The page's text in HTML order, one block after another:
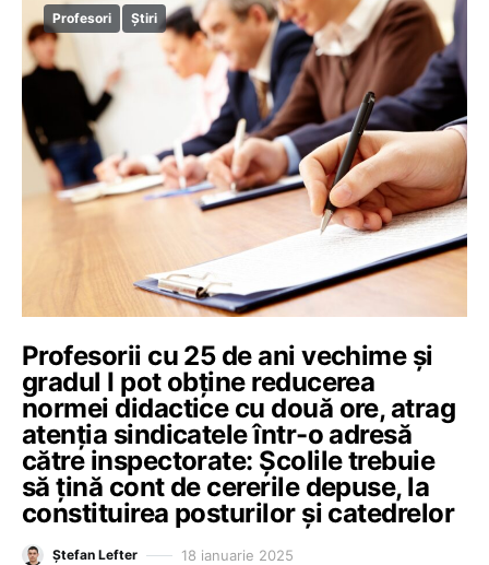
Profesori Știri
Profesorii cu 25 de ani vechime și
gradul I pot obține reducerea
normei didactice cu două ore, atrag
atenția sindicatele într-o adresă
către inspectorate: Școlile trebuie
să țină cont de cererile depuse, la
constituirea posturilor și catedrelor
Ștefan Lefter 18 ianuarie 2025